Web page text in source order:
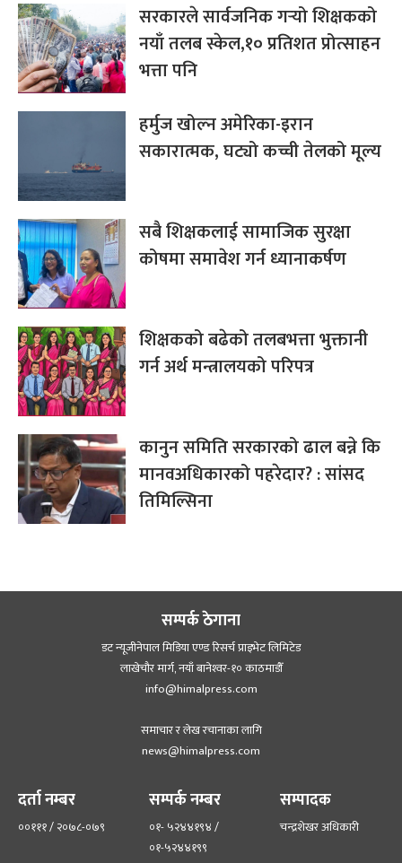
सरकारले सार्वजनिक गर्‍यो शिक्षकको
नयाँ तलब स्केल,१० प्रतिशत प्रोत्साहन
भत्ता पनि
हर्मुज खोल्न अमेरिका-इरान
सकारात्मक, घट्यो कच्ची तेलको मूल्य
सबै शिक्षकलाई सामाजिक सुरक्षा
कोषमा समावेश गर्न ध्यानाकर्षण
शिक्षकको बढेको तलबभत्ता भुक्तानी
गर्न अर्थ मन्त्रालयको परिपत्र
कानुन समिति सरकारको ढाल बन्ने कि
मानवअधिकारको पहरेदार? : सांसद
तिमिल्सिना
सम्पर्क ठेगाना
डट न्यूजीनेपाल मिडिया एण्ड रिसर्च प्राइभेट लिमिटेड
लाखेचौर मार्ग, नयाँ बानेश्‍वर-१० काठमाडौँ
info@himalpress.com
समाचार र लेख रचानाका लागि
news@himalpress.com
दर्ता नम्बर
००१११ / २०७८-०७९
सम्पर्क नम्बर
०१- ५२४४१९४ /
०१-५२४४१९९
सम्पादक
चन्द्रशेखर अधिकारी